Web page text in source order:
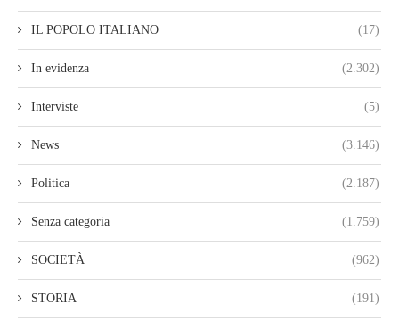
IL POPOLO ITALIANO (17)
In evidenza (2.302)
Interviste (5)
News (3.146)
Politica (2.187)
Senza categoria (1.759)
SOCIETÀ (962)
STORIA (191)